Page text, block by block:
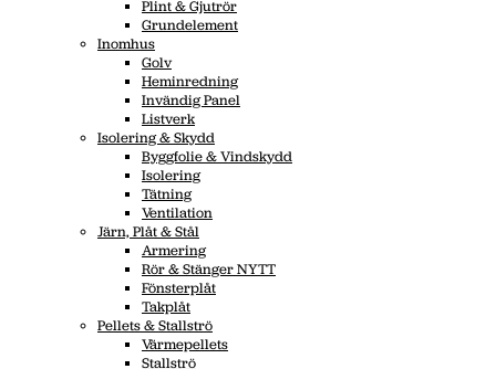
Plint & Gjutrör
Grundelement
Inomhus
Golv
Heminredning
Invändig Panel
Listverk
Isolering & Skydd
Byggfolie & Vindskydd
Isolering
Tätning
Ventilation
Järn, Plåt & Stål
Armering
Rör & Stänger NYTT
Fönsterplåt
Takplåt
Pellets & Stallströ
Värmepellets
Stallströ